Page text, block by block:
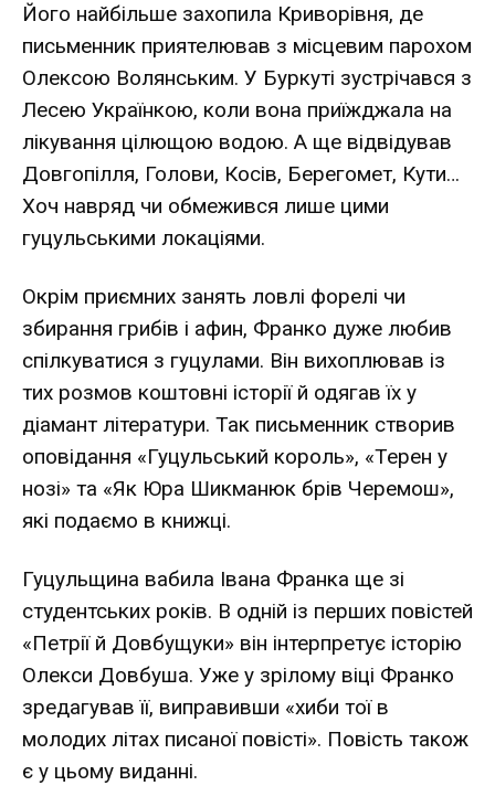
Його найбільше захопила Криворівня, де
письменник приятелював з місцевим парохом
Олексою Волянським. У Буркуті зустрічався з
Лесею Українкою, коли вона приїжджала на
лікування цілющою водою. А ще відвідував
Довгопілля, Голови, Косів, Берегомет, Кути…
Хоч навряд чи обмежився лише цими
гуцульськими локаціями.
Окрім приємних занять ловлі форелі чи
збирання грибів і афин, Франко дуже любив
спілкуватися з гуцулами. Він вихоплював із
тих розмов коштовні історії й одягав їх у
діамант літератури. Так письменник створив
оповідання «Гуцульський король», «Терен у
нозі» та «Як Юра Шикманюк брів Черемош»,
які подаємо в книжці.
Гуцульщина вабила Івана Франка ще зі
студентських років. В одній із перших повістей
«Петрії й Довбущуки» він інтерпретує історію
Олекси Довбуша. Уже у зрілому віці Франко
зредагував її, виправивши «хиби тої в
молодих літах писаної повісті». Повість також
є у цьому виданні.